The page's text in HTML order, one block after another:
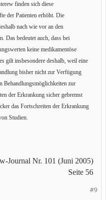
finden sich diese
der Patienten erhöht. Die
nach wie vor an den
Das bedeutet auch, dass bei
keine medikamentöse
gilt insbesondere deshalb, weil eine
bisher nicht zur Verfügung
Behandlungsmöglichkeiten zur
der Erkrankung sicher gebremst
das Fortschreiten der Erkrankung
Studien.
Journal Nr. 101 (Juni 2005)
Seite 56
#9